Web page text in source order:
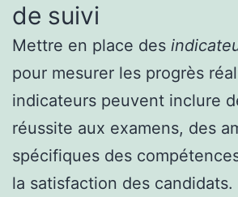
de suivi
Mettre en place des
pour mesurer les progrès
indicateurs peuvent inclure
réussite aux examens, des
spécifiques des
la satisfaction des candidats.